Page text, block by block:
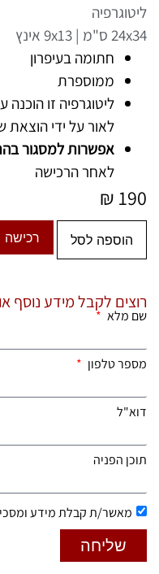
ליטוגרפיה
24x34 ס"מ | 9x13 אינץ
חתומה בעיפרון
ממוספרת
ליטוגרפיה זו
לאור על ידי הוצאת
אפשרות למסגור
לאחר הרכישה
₪ 190
הוספה לסל רכישה
רוצים לקבל מידע נוסף
שם מלא
מספר טלפון
דוא"ל
תוכן הפניה
מאשר/ת קבלת מידע
שליחה